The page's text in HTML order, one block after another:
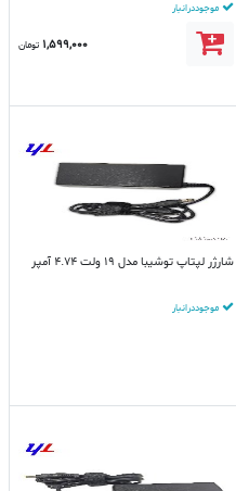
موجود در انبار
1,599,000 تومان
شارژر لپتاپ توشیبا مدل 19 ولت 4.74 آمپر
موجود در انبار